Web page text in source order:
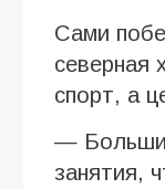
Сами
северная
спорт, а
—
занятия,